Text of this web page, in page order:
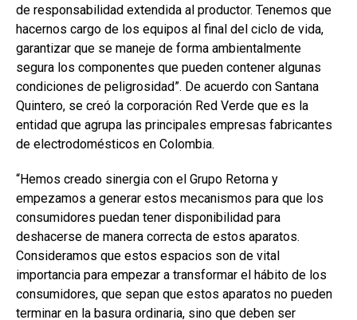
de responsabilidad extendida al productor. Tenemos que
hacernos cargo de los equipos al final del ciclo de vida,
garantizar que se maneje de forma ambientalmente
segura los componentes que pueden contener algunas
condiciones de peligrosidad”. De acuerdo con Santana
Quintero, se creó la corporación Red Verde que es la
entidad que agrupa las principales empresas fabricantes
de electrodomésticos en Colombia.
“Hemos creado sinergia con el Grupo Retorna y
empezamos a generar estos mecanismos para que los
consumidores puedan tener disponibilidad para
deshacerse de manera correcta de estos aparatos.
Consideramos que estos espacios son de vital
importancia para empezar a transformar el hábito de los
consumidores, que sepan que estos aparatos no pueden
terminar en la basura ordinaria, sino que deben ser